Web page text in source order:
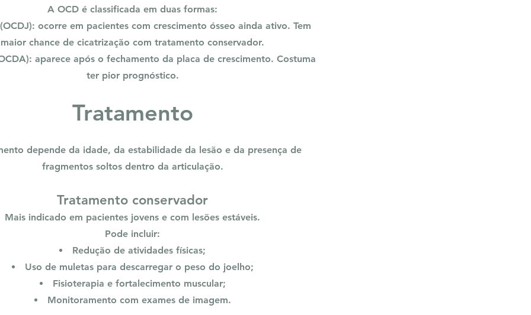
A OCD é classificada em duas formas:
ocorre em pacientes com crescimento ósseo ainda ativo. Tem
maior chance de cicatrização com tratamento conservador.
aparece após o fechamento da placa de crescimento. Costuma
ter pior prognóstico.
Tratamento
depende da idade, da estabilidade da lesão e da presença de
fragmentos soltos dentro da articulação.
Tratamento conservador
Mais indicado em pacientes jovens e com lesões estáveis.
Pode incluir:
Redução de atividades físicas;
Uso de muletas para descarregar o peso do joelho;
Fisioterapia e fortalecimento muscular;
Monitoramento com exames de imagem.